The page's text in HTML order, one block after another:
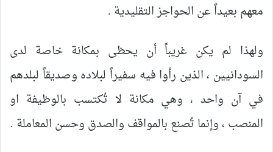
معهم بعيداً عن الحواجز التقليدية .
ولهذا لم يكن غريباً أن يحظى بمكانة خاصة لدى
السودانيين ، الذين رأوا فيه سفيراً لبلاده وصديقاً لبلدهم
في آن واحد ، وهي مكانة لا تُكتسب بالوظيفة او
المنصب ، وإنما تُصنع بالمواقف والصدق وحسن المعاملة .